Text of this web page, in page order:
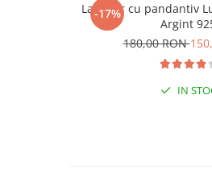
-17%
Lantisor cu pandantiv
Argint
180,00 RON
IN